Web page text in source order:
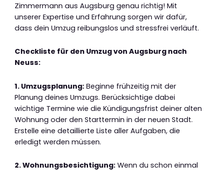
Zimmermann aus Augsburg genau richtig! Mit
unserer Expertise und Erfahrung sorgen wir dafür,
dass dein Umzug reibungslos und stressfrei verläuft.
Checkliste für den Umzug von Augsburg nach
Neuss:
1. Umzugsplanung: Beginne frühzeitig mit der
Planung deines Umzugs. Berücksichtige dabei
wichtige Termine wie die Kündigungsfrist deiner alten
Wohnung oder den Starttermin in der neuen Stadt.
Erstelle eine detaillierte Liste aller Aufgaben, die
erledigt werden müssen.
2. Wohnungsbesichtigung: Wenn du schon einmal